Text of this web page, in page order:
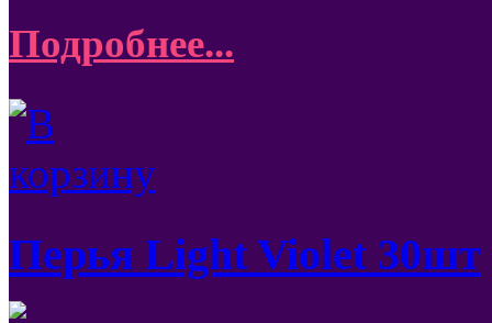
Подробнее...
Перья Light Violet 30шт